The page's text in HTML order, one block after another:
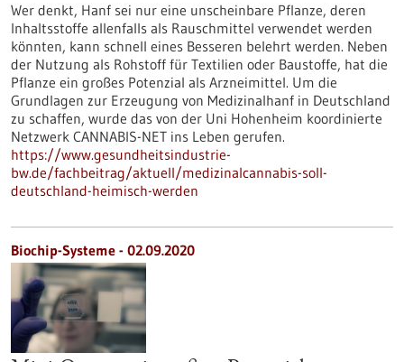
Wer denkt, Hanf sei nur eine unscheinbare Pflanze, deren
Inhaltsstoffe allenfalls als Rauschmittel verwendet werden
könnten, kann schnell eines Besseren belehrt werden. Neben
der Nutzung als Rohstoff für Textilien oder Baustoffe, hat die
Pflanze ein großes Potenzial als Arzneimittel. Um die
Grundlagen zur Erzeugung von Medizinalhanf in Deutschland
zu schaffen, wurde das von der Uni Hohenheim koordinierte
Netzwerk CANNABIS-NET ins Leben gerufen.
https://www.gesundheitsindustrie-
bw.de/fachbeitrag/aktuell/medizinalcannabis-soll-
deutschland-heimisch-werden
Biochip-Systeme - 02.09.2020